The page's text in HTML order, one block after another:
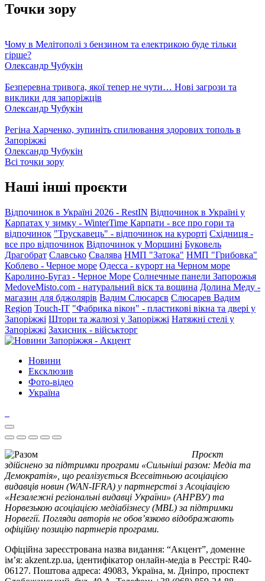
Точки зору
Чому в Мелітополі з бензином та електрикою буде тільки
гірше?
Олександр Чубукін
Безперевна тривога, якої тепер не чути… Нові загрози та
виклики для запоріжців
Олександр Чубукін
Регіна Харченко, зупиніть спилювання здорових тополь в
Запоріжжі
Олександр Чубукін
Всі точки зору
Наші інші проєкти
Відпочинок в Україні 2026 - RestIN Відпочинок в Україні у
Карпатах у зимку - WinterTime Карпати - все про гори та
відпочинок "Трускавець" - відпочинок на курорті Східниця -
все про відпочинок Відпочинок у Моршині Буковель
Драгобрат Славсько Свалява НМП "Затока" НМП "Грибовка"
Коблево - Черное море Одесса - курорт на Черном море
Каролино-Бугаз - Черное Море Солнечные панели Запорожья
MedoveMisto.com - натуральний віск та вощина Долина Меду -
магазин для бджолярів Вадим Слюсарєв Слюсарев Вадим
Region Touch-IT "Фабрика вікон" - пластикові вікна та двері у
Запоріжжі Штори та жалюзі у Запоріжжі Натяжні стелі у
Запоріжжі Захисник - військторг
Новини
Ексклюзив
Фото-відео
Україна
Проєкт
здійснено за підтримки програми «Сильніші разом: Медіа та
Демократія», що реалізується Всесвітньою асоціацією
видавців новин (WAN-IFRA) у партнерстві з Асоціацією
«Незалежні регіональні видавці України» (АНРВУ) та
Норвезькою асоціацією медіабізнесу (MBL) за підтримки
Норвегії. Погляди авторів не обов’язково відображають
офіційну позицію партнерів програми.
Офіційна зареєстрована назва видання: “Акцент”, доменне
ім’я: akzent.zp.ua, ідентифікатор онлайн-медіа в Реєстрі: R40-
06127. Поштова адреса: 49083, Україна, м. Дніпро, проспект